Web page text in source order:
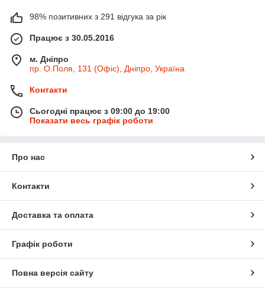
98% позитивних з 291 відгука за рік
Працює з 30.05.2016
м. Дніпро
пр. О.Поля, 131 (Офіс), Дніпро, Україна
Контакти
Сьогодні працює з 09:00 до 19:00
Показати весь графік роботи
Про нас
Контакти
Доставка та оплата
Графік роботи
Повна версія сайту